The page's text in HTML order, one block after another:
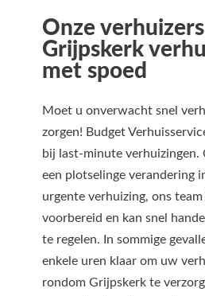
Onze
Grijpskerk
met spoed
Moet u onverwacht snel
zorgen! Budget
bij last-minute verhuizingen.
een plotselinge verandering
urgente verhuizing, ons
voorbereid en kan snel
te regelen. In sommige
enkele uren klaar om uw
rondom Grijpskerk te